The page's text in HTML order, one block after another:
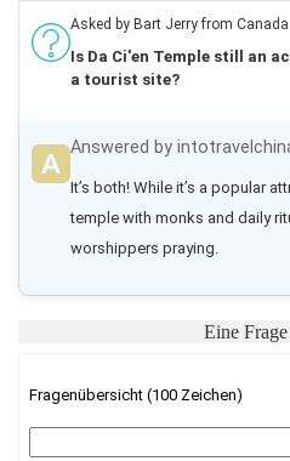
Asked by Bart Jerry from
Is Da Ci'en Temple still an
a tourist site?
Answered by
It’s both! While it’s a popular
temple with monks and daily
worshippers praying.
Eine
Fragenübersicht (100 Zeichen)